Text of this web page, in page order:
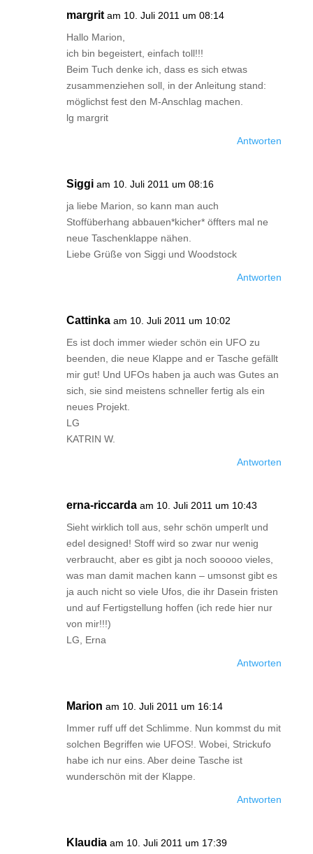
margrit am 10. Juli 2011 um 08:14
Hallo Marion,
ich bin begeistert, einfach toll!!!
Beim Tuch denke ich, dass es sich etwas
zusammenziehen soll, in der Anleitung stand:
möglichst fest den M-Anschlag machen.
lg margrit
Antworten
Siggi am 10. Juli 2011 um 08:16
ja liebe Marion, so kann man auch
Stoffüberhang abbauen*kicher* öffters mal ne
neue Taschenklappe nähen.
Liebe Grüße von Siggi und Woodstock
Antworten
Cattinka am 10. Juli 2011 um 10:02
Es ist doch immer wieder schön ein UFO zu
beenden, die neue Klappe and er Tasche gefällt
mir gut! Und UFOs haben ja auch was Gutes an
sich, sie sind meistens schneller fertig als ein
neues Projekt.
LG
KATRIN W.
Antworten
erna-riccarda am 10. Juli 2011 um 10:43
Sieht wirklich toll aus, sehr schön umperlt und
edel designed! Stoff wird so zwar nur wenig
verbraucht, aber es gibt ja noch sooooo vieles,
was man damit machen kann – umsonst gibt es
ja auch nicht so viele Ufos, die ihr Dasein fristen
und auf Fertigstellung hoffen (ich rede hier nur
von mir!!!)
LG, Erna
Antworten
Marion am 10. Juli 2011 um 16:14
Immer ruff uff det Schlimme. Nun kommst du mit
solchen Begriffen wie UFOS!. Wobei, Strickufo
habe ich nur eins. Aber deine Tasche ist
wunderschön mit der Klappe.
Antworten
Klaudia am 10. Juli 2011 um 17:39